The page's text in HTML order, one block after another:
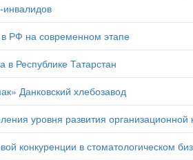
РФ на современном этапе
в Республике Татарстан
Данковский хлебозавод
уровня развития организационной
конкуренции в стоматологическом